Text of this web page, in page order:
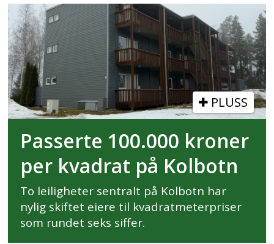
PLUSS
Passerte 100.000 kroner
per kvadrat på Kolbotn
To leiligheter sentralt på Kolbotn har
nylig skiftet eiere til kvadratmeterpriser
som rundet seks siffer.